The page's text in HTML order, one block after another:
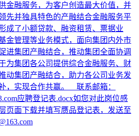
金融服务，为客户创造最大价值，并
先并独具特色的产融结合金融服务平
成了小额贷款、融资租赁、票据业
金管理等业务模式，面向集团内外市
进集团产融结合，推动集团全面协调
为集团各公司提供综合金融服务、财
动集团产融结合，助力各公司业务发
，实现合作共赢。 联系邮箱：
应聘登记表.docx如您对此岗位感
页面下载并填写赝品登记表，发送至